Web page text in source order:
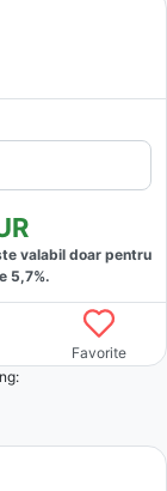
valabil doar pentru
5,7%.
Favorite
: